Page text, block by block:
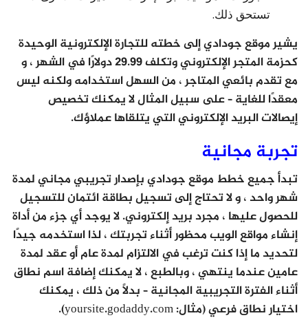
تستحق ذلك.
يشير موقع جودادي إلى خطته للتجارة الإلكترونية الوحيدة
كحزمة المتجر الإلكتروني وتكلف 29.99 دولارًا في الشهر ، و
مع تقدم بائعي المتاجر ، من السهل استخدامه ولكنه ليس
معقدًا للغاية – على سبيل المثال لا يمكنك تخصيص
إيصالات البريد الإلكتروني التي يتلقاها عملاؤك.
تجربة مجانية
تبدأ جميع خطط موقع جودادي بإصدار تجريبي مجاني لمدة
شهر واحد ، و لا تحتاج إلى تسجيل بطاقة ائتمان للتسجيل
للحصول عليها ، مجرد بريد إلكتروني. لا يوجد أي جزء من أداة
إنشاء مواقع الويب محظور أثناء تجربتك ، لذا استخدمه جيدًا
لتحديد ما إذا كنت ترغب في الالتزام لمدة عام أو عقد لمدة
عامين عندما ينتهي ، وبالطبع ، لا يمكنك إضافة اسم نطاق
أثناء الفترة التجريبية المجانية – بدلاً من ذلك ، يمكنك
اختيار نطاق فرعي (مثال: yoursite.godaddy.com).